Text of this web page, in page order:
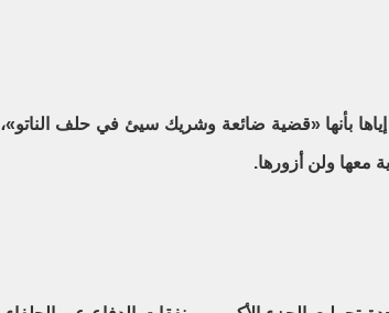
بأنها «قضية ضائعة وشريك سيئ في حلف الناتو»،
معها ولن أزورها.